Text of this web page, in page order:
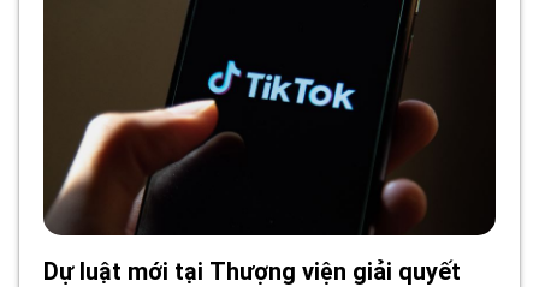
Dự luật mới tại Thượng viện giải quyết